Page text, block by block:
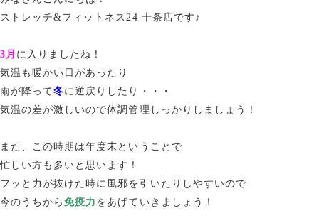
ストレッチ&フィットネス24 十条店です♪
3月 に入りましたね！
気温も暖かい日があったり
雨が降って冬に逆戻りしたり・・・
気温の差が激しいので体調管理しっかりしましょう！
また、この時期は年度末ということで
忙しい方も多いと思います！
フッと力が抜けた時に風邪を引いたりしやすいので
今のうちから免疫力 をあげていきましょう！